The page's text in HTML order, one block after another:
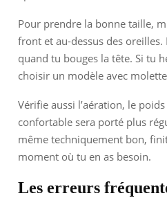
Pour prendre la bonne taille,
front et au-dessus des oreilles.
quand tu bouges la tête. Si tu
choisir un modèle avec
Vérifie aussi l’aération, le
confortable sera porté plus
même techniquement bon,
moment où tu en as besoin.
Les erreurs